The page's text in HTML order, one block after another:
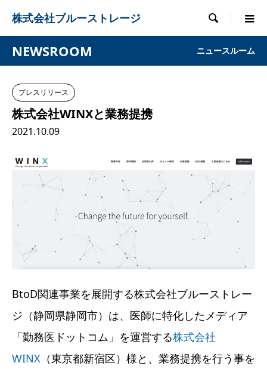
株式会社ブルーストレージ 
NEWSROOM ニュースルーム
プレスリリース
株式会社WINXと業務提携
2021.10.09
BtoD関連事業を展開する株式会社ブルーストレー
ジ（静岡県静岡市）は、医師に特化したメディア
「勤務医ドットコム」を運営する株式会社
WINX （東京都新宿区）様と、業務提携を行う事を